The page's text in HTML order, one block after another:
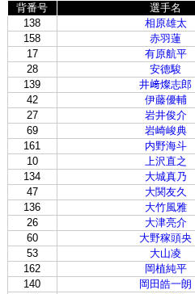
背番号 選手名
138
相原雄太
158
赤羽蓮
17
有原航平
28
安德駿
139
井﨑燦志郎
42
伊藤優輔
27
岩井俊介
69
岩崎峻典
161
内野海斗
10
上沢直之
134
大城真乃
47
大関友久
136
大竹風雅
26
大津亮介
60
大野稼頭央
53
大山凌
162
岡植純平
140
岡田皓一朗